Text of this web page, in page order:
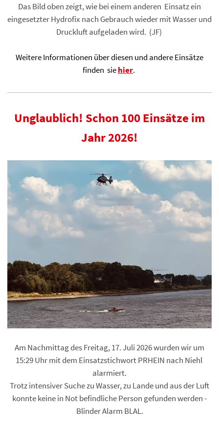
Das Bild oben zeigt, wie bei einem anderen Einsatz ein
eingesetzter Hydrofix nach Gebrauch wieder mit Wasser und
Druckluft aufgeladen wird. (JF)
Weitere Informationen über diesen und andere Einsätze
finden siehier.
Unglaublich! Schon 100 Einsätze im
Jahr 2026!
Am Nachmittag des Freitag, 17. Juli 2026 wurden wir um
15:29 Uhr mit dem Einsatzstichwort PRHEIN nach Niehl
alarmiert.
Trotz intensiver Suche zu Wasser, zu Lande und aus der Luft
konnte keine in Not befindliche Person gefunden werden -
Blinder Alarm BLAL.